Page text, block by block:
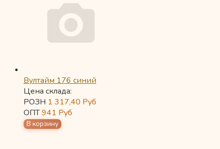
Вултайм 176 синий
Цена склада:
РОЗН 1 317,40 Руб
ОПТ941 Руб